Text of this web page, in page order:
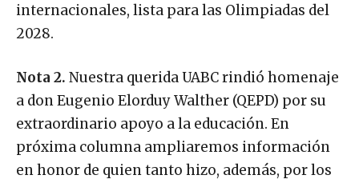
internacionales, lista para las Olimpiadas del
2028.
Nota 2. Nuestra querida UABC rindió homenaje
a don Eugenio Elorduy Walther (QEPD) por su
extraordinario apoyo a la educación. En
próxima columna ampliaremos información
en honor de quien tanto hizo, además, por los